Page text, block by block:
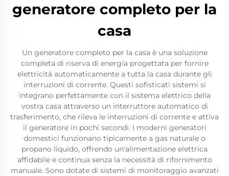
generatore completo per la
casa
Un generatore completo per la casa è una soluzione
completa di riserva di energia progettata per fornire
elettricità automaticamente a tutta la casa durante gli
interruzioni di corrente. Questi sofisticati sistemi si
integrano perfettamente con il sistema elettrico della
vostra casa attraverso un interruttore automatico di
trasferimento, che rileva le interruzioni di corrente e attiva
il generatore in pochi secondi. I moderni generatori
domestici funzionano tipicamente a gas naturale o
propano liquido, offrendo un'alimentazione elettrica
affidabile e continua senza la necessità di rifornimento
manuale. Sono dotate di sistemi di monitoraggio avanzati